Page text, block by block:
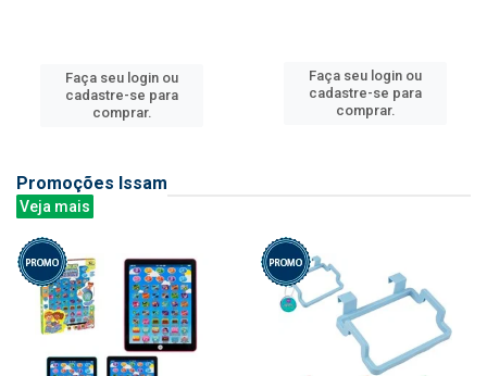
Faça seu login ou
cadastre-se para
comprar.
Faça seu login ou
cadastre-se para
comprar.
Promoções Issam
Veja mais